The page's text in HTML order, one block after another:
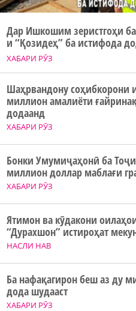
ХАБАРИ РӮЗ
Дар Ишкошим зеристгоҳи
и “Қозидеҳ” ба истифода
ХАБАРИ РӮЗ
Шаҳрвандону соҳибкорони
миллион амалиёти
додаанд
ХАБАРИ РӮЗ
Бонки Умумиҷаҳонӣ ба
миллион доллар маблағи
НАСЛИ НАВ
Ятимон ва кӯдакони
“Дурахшон” истироҳат
ХАБАРИ РӮЗ
Ба нафақагирон беш аз ду
дода шудааст